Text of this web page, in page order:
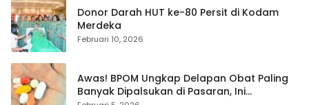
Donor Darah HUT ke-80 Persit di Kodam
Merdeka
Februari 10, 2026
Awas! BPOM Ungkap Delapan Obat Paling
Banyak Dipalsukan di Pasaran, Ini